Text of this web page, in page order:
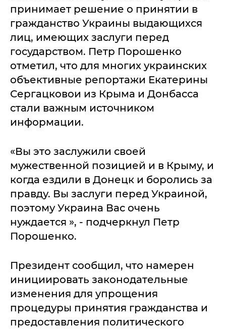
принимает решение о принятии в
гражданство Украины выдающихся
лиц, имеющих заслуги перед
государством. Петр Порошенко
отметил, что для многих украинских
объективные репортажи Екатерины
Сергацковои из Крыма и Донбасса
стали важным источником
информации.
«Вы это заслужили своей
мужественной позицией и в Крыму, и
когда ездили в Донецк и боролись за
правду. Вы заслуги перед Украиной,
поэтому Украина Вас очень
нуждается », - подчеркнул Петр
Порошенко.
Президент сообщил, что намерен
инициировать законодательные
изменения для упрощения
процедуры принятия гражданства и
предоставления политического